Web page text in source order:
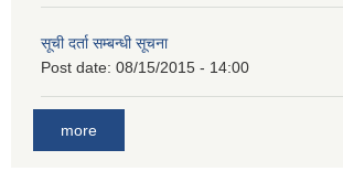
सूची दर्ता सम्बन्धी सूचना
Post date: 08/15/2015 - 14:00
more